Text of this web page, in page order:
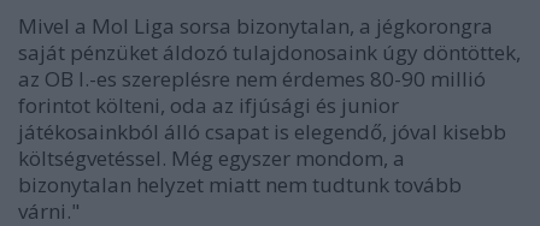
Mivel a Mol Liga sorsa bizonytalan, a jégkorongra
saját pénzüket áldozó tulajdonosaink úgy döntöttek,
az OB I.-es szereplésre nem érdemes 80-90 millió
forintot költeni, oda az ifjúsági és junior
játékosainkból álló csapat is elegendő, jóval kisebb
költségvetéssel. Még egyszer mondom, a
bizonytalan helyzet miatt nem tudtunk tovább
várni."